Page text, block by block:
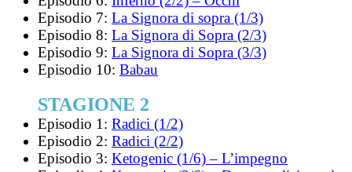
Episodio 7: La Signora di sopra (1/3)
Episodio 8: La Signora di Sopra (2/3)
Episodio 9: La Signora di Sopra (3/3)
Episodio 10: Babau
STAGIONE 2
Episodio 1: Radici (1/2)
Episodio 2: Radici (2/2)
Episodio 3: Ketogenic (1/6) – L’impegno